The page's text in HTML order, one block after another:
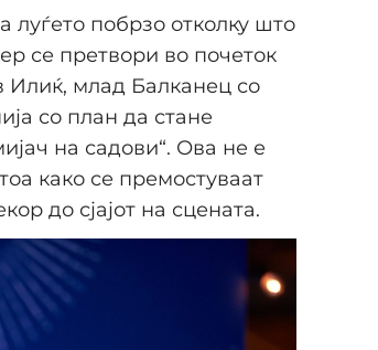
луѓето побрзо отколку што
се претвори во почеток
Илиќ, млад Балканец со
со план да стане
на садови“. Ова не е
како се премостуваат
до сјајот на сцената.